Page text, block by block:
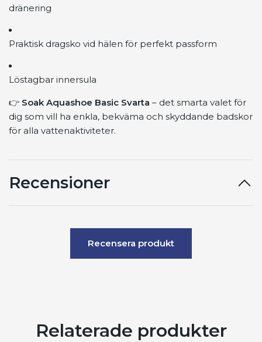
dränering
Praktisk dragsko vid hälen för perfekt passform
Löstagbar innersula
👉 Soak Aquashoe Basic Svarta – det smarta valet för
dig som vill ha enkla, bekväma och skyddande badskor
för alla vattenaktiviteter.
Recensioner
Recensera produkt
Relaterade produkter